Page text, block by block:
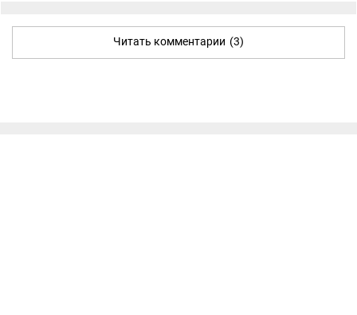
Читать комментарии (3)